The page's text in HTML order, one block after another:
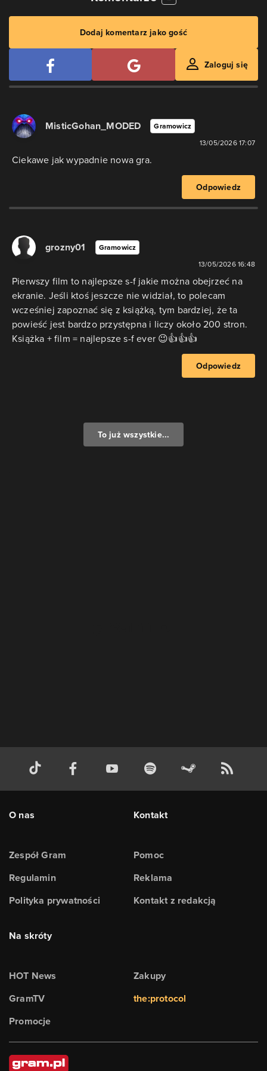
Dodaj komentarz jako gość
Zaloguj się
MisticGohan_MODED
Gramowicz
13/05/2026 17:07
Ciekawe jak wypadnie nowa gra.
Odpowiedz
grozny01
Gramowicz
13/05/2026 16:48
Pierwszy film to najlepsze s-f jakie można obejrzeć na
ekranie. Jeśli ktoś jeszcze nie widział, to polecam
wcześniej zapoznać się z książką, tym bardziej, że ta
powieść jest bardzo przystępna i liczy około 200 stron.
Książka + film = najlepsze s-f ever 😉👍👍👍
Odpowiedz
To już wszystkie...
O nas
Zespół Gram
Regulamin
Polityka prywatności
Kontakt
Pomoc
Reklama
Kontakt z redakcją
Na skróty
HOT News
GramTV
Promocje
Zakupy
the:protocol